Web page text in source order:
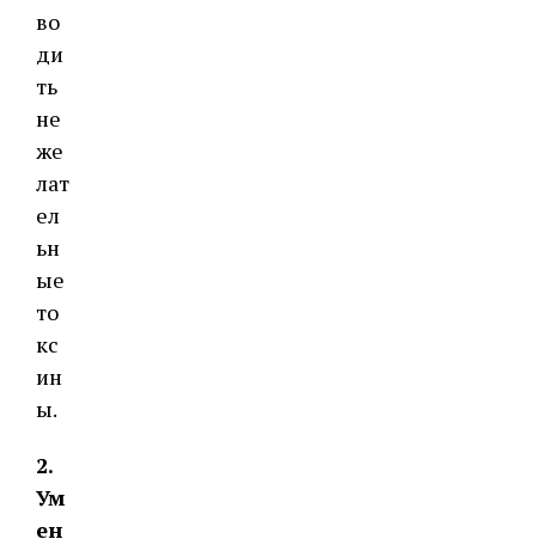
во
ди
ть
не
же
лат
ел
ьн
ые
то
кс
ин
ы.
2.
Ум
ен